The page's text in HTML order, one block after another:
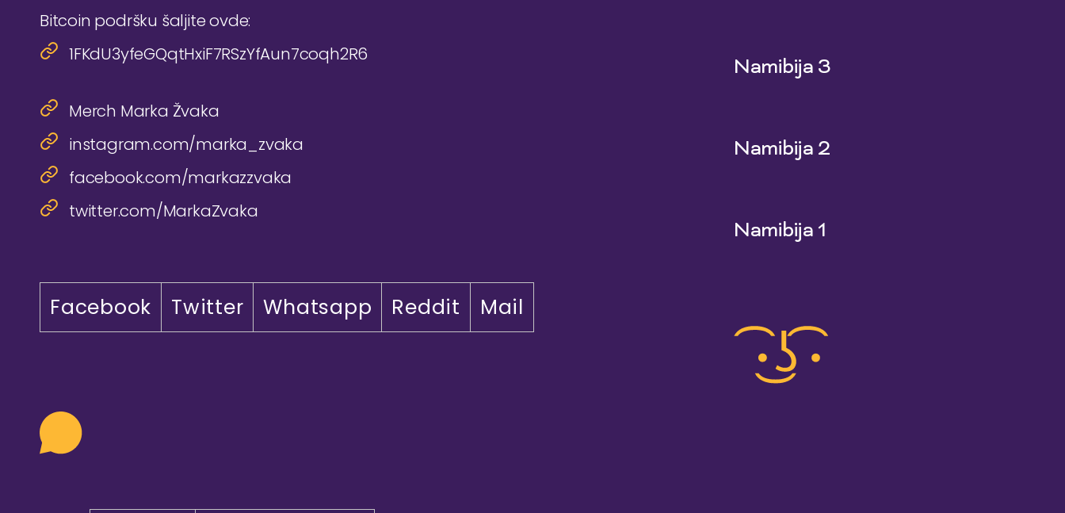
Bitcoin podršku šaljite ovde:
1FKdU3yfeGQqtHxiF7RSzYfAun7coqh2R6
Merch Marka Žvaka
instagram.com/marka_zvaka
facebook.com/markazzvaka
twitter.com/MarkaZvaka
Facebook Twitter Whatsapp Reddit Mail
Namibija 3
Namibija 2
Namibija 1